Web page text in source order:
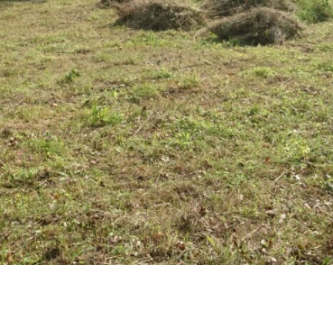
operoidaan Riihilahden niityillä
Joutsenon Anolan kedolla puolestaan